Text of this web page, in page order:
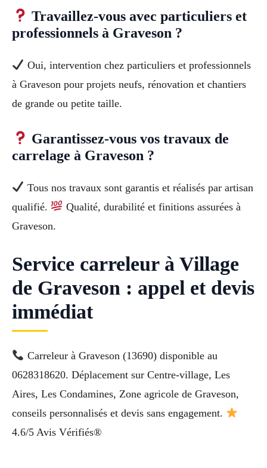
Travaillez-vous avec particuliers et
professionnels à Graveson ?
Oui, intervention chez particuliers et professionnels
à Graveson pour projets neufs, rénovation et chantiers
de grande ou petite taille.
Garantissez-vous vos travaux de
carrelage à Graveson ?
Tous nos travaux sont garantis et réalisés par artisan
qualifié.
Qualité, durabilité et finitions assurées à
Graveson.
Service carreleur à Village
de Graveson : appel et devis
immédiat
Carreleur à Graveson (13690) disponible au
0628318620. Déplacement sur Centre-village, Les
Aires, Les Condamines, Zone agricole de Graveson,
conseils personnalisés et devis sans engagement.
4.6/5 Avis Vérifiés®